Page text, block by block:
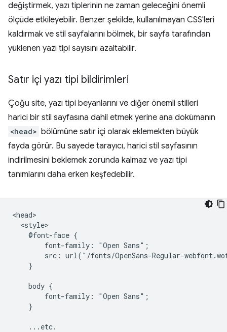
değiştirmek, yazı tiplerinin ne zaman geleceğini önemli
ölçüde etkileyebilir. Benzer şekilde, kullanılmayan CSS'leri
kaldırmak ve stil sayfalarını bölmek, bir sayfa tarafından
yüklenen yazı tipi sayısını azaltabilir.
Satır içi yazı tipi bildirimleri
Çoğu site, yazı tipi beyanlarını ve diğer önemli stilleri
harici bir stil sayfasına dahil etmek yerine ana dokümanın
<head> bölümüne satır içi olarak eklemekten büyük
fayda görür. Bu sayede tarayıcı, harici stil sayfasının
indirilmesini beklemek zorunda kalmaz ve yazı tipi
tanımlarını daha erken keşfedebilir.
<head>
  <style>
    @font-face {
        font-family: "Open Sans";
src: url("/fonts/OpenSans-Regular-
    }
    body {
        font-family: "Open Sans";
    }
    ...etc.